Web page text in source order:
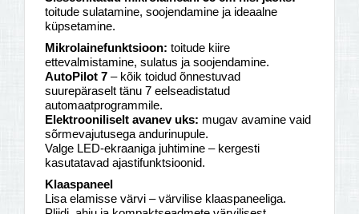
toitude sulatamine, soojendamine ja ideaalne
küpsetamine.
Mikrolainefunktsioon: toitude kiire
ettevalmistamine, sulatus ja soojendamine.
AutoPilot 7 – kõik toidud õnnestuvad
suurepäraselt tänu 7 eelseadistatud
automaatprogrammile.
Elektrooniliselt avanev uks: mugav avamine vaid
sõrmevajutusega andurinupule.
Valge LED-ekraaniga juhtimine – kergesti
kasutatavad ajastifunktsioonid.
Klaaspaneel
Lisa elamisse värvi – värvilise klaaspaneeliga.